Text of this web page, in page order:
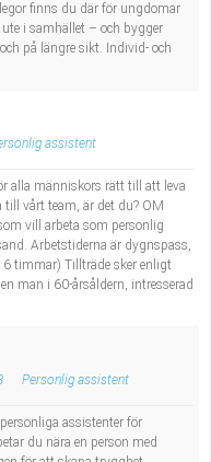
finns du där för ungdomar
i samhället – och bygger
på längre sikt. Individ- och
assistent
alla människors rätt till att leva
till vårt team, är det du? OM
vill arbeta som personlig
Arbetstiderna är dygnspass,
timmar) Tillträde sker enligt
man i 60-årsåldern, intresserad
Personlig assistent
assistenter för
du nära en person med